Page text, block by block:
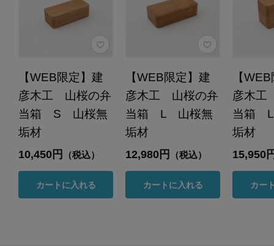
【WEB限定】建
彦木工 山桜の弁
当箱 S 山桜無
垢材
10,450円 （税込）
カートに入れる
【WEB限定】建
彦木工 山桜の弁
当箱 L 山桜無
垢材
12,980円 （税込）
カートに入れる
【
彦木
当箱
垢材
15,950
カー